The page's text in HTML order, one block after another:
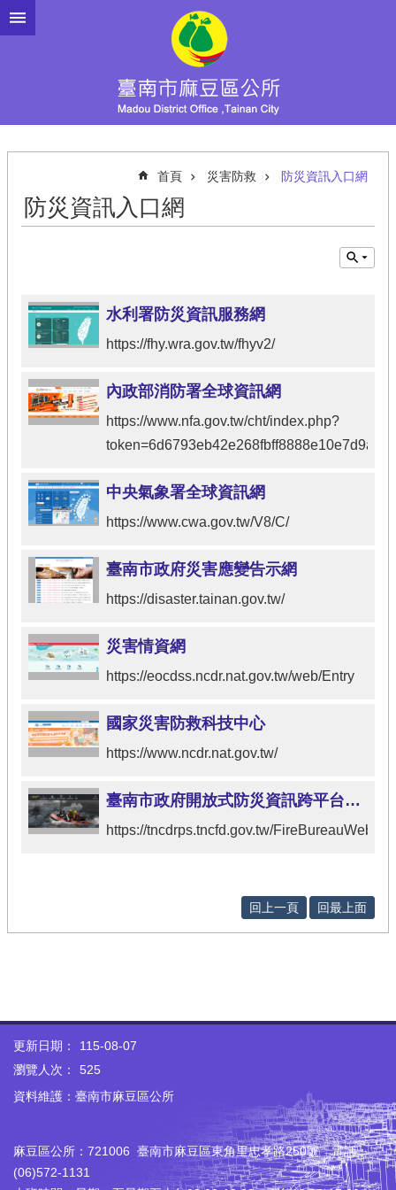
跳到主要內容區塊
首頁 災害防救 防災資訊入口網
防災資訊入口網
水利署防災資訊服務網
https://fhy.wra.gov.tw/fhyv2/
內政部消防署全球資訊網
https://www.nfa.gov.tw/cht/index.php?
token=6d6793eb42e268fbff8888e10e7d9a8e
中央氣象署全球資訊網
https://www.cwa.gov.tw/V8/C/
臺南市政府災害應變告示網
https://disaster.tainan.gov.tw/
災害情資網
https://eocdss.ncdr.nat.gov.tw/web/Entry
國家災害防救科技中心
https://www.ncdr.nat.gov.tw/
臺南市政府開放式防災資訊跨平台系統
https://tncdrps.tncfd.gov.tw/FireBureauWeb/
回上一頁 回最上面
更新日期：
115-08-07
瀏覽人次：
525
資料維護：臺南市麻豆區公所
麻豆區公所：721006 臺南市麻豆區東角里忠孝路250號 電話：
(06)572-1131